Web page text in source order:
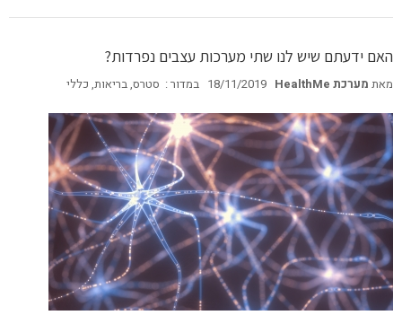
האם ידעתם שיש לנו שתי מערכות עצבים נפרדות?
מאת מערכת HealthMe 18/11/2019 במדור : סטרס,בריאות, כללי